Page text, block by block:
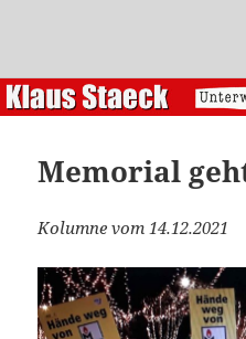
Memorial
Kolumne vom 14.12.2021